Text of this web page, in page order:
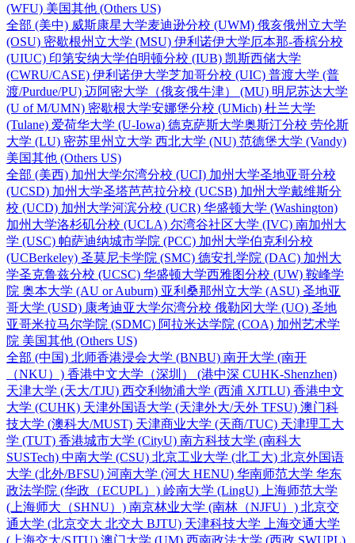
(WFU) 美国其他 (Others US)
全部 (美中) 威斯康星大学麦迪逊分校 (UWM) 俄亥俄州立大学
(OSU) 密歇根州立大学 (MSU) 伊利诺伊大学厄本那-香槟分校
(UIUC) 印第安纳大学伯明顿分校 (IUB) 凯斯西储大学
(CWRU/CASE) 伊利诺伊大学芝加哥分校 (UIC) 普渡大学 (普
渡/Purdue/PU) 迈阿密大学（俄亥俄牛津） (MU) 明尼苏达大学
(U of M/UMN) 密歇根大学安娜堡分校 (UMich) 杜兰大学
(Tulane) 爱荷华大学 (U-Iowa) 德克萨斯大学奥斯汀分校 劳伦斯
大学 (LU) 密苏里州立大学 西北大学 (NU) 范德堡大学 (Vandy)
美国其他 (Others US)
全部 (美西) 加州大学尔湾分校 (UCI) 加州大学圣地亚哥分校
(UCSD) 加州大学圣塔芭芭拉分校 (UCSB) 加州大学戴维斯分
校 (UCD) 加州大学河滨分校 (UCR) 华盛顿大学 (Washington)
加州大学洛杉矶分校 (UCLA) 尔湾谷社区大学 (IVC) 南加州大
学 (USC) 帕萨迪纳城市学院 (PCC) 加州大学伯克利分校
(UCBerkeley) 圣莫尼卡学院 (SMC) 德安扎学院 (DAC) 加州大
学圣克鲁兹分校 (UCSC) 华盛顿大学西雅图分校 (UW) 鞍峰学
院 奥本大学 (AU or Auburn) 亚利桑那州立大学 (ASU) 圣地亚
哥大学 (USD) 康考迪亚大学尔湾分校 俄勒冈大学 (UO) 圣地
亚哥米拉马尔学院 (SDMC) 阿拉米达学院 (COA) 加州艺术学
院 美国其他 (Others US)
全部 (中国) 北师香港浸会大学 (BNBU) 南开大学 (南开
（NKU）) 香港中文大学（深圳） (港中深 CUHK-Shenzhen)
天津大学 (天大/TJU) 西交利物浦大学 (西浦 XJTLU) 香港中文
大学 (CUHK) 天津外国语大学 (天津外大/天外 TFSU) 澳门科
技大学 (澳科大/MUST) 天津商业大学 (天商/TUC) 天津理工大
学 (TUT) 香港城市大学 (CityU) 南方科技大学 (南科大
SUSTech) 中南大学 (CSU) 北京工业大学 (北工大) 北京外国语
大学 (北外/BFSU) 河南大学 (河大 HENU) 华南师范大学 华东
政法学院 (华政（ECUPL）) 岭南大学 (LingU)
上海师范大学
(上海师大（SHNU）) 南京林业大学 (南林（NJFU）) 北京交
通大学 (北京交大 北交大 BJTU) 天津科技大学
上海交通大学
(上海交大/SJTU) 澳门大学 (UM) 西南政法大学 (西政 SWUPL)